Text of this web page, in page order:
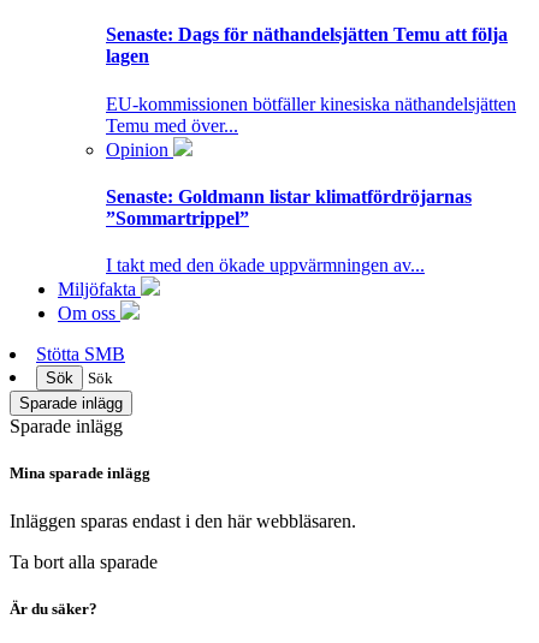
Senaste: Dags för näthandelsjätten Temu att följa
lagen
EU-kommissionen bötfäller kinesiska näthandelsjätten
Temu med över...
Opinion
Senaste: Goldmann listar klimatfördröjarnas
”Sommartrippel”
I takt med den ökade uppvärmningen av...
Miljöfakta
Om oss
Stötta SMB
Sök
Sök
Sparade inlägg
Sparade inlägg
Mina sparade inlägg
Inläggen sparas endast i den här webbläsaren.
Ta bort alla sparade
Är du säker?